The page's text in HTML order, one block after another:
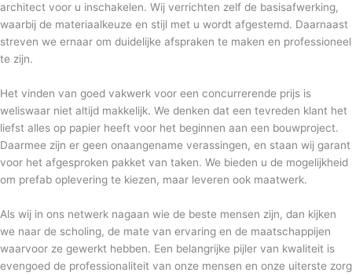
architect voor u inschakelen. Wij verrichten zelf de basisafwerking,
waarbij de materiaalkeuze en stijl met u wordt afgestemd. Daarnaast
streven we ernaar om duidelijke afspraken te maken en professioneel
te zijn.
Het vinden van goed vakwerk voor een concurrerende prijs is
weliswaar niet altijd makkelijk. We denken dat een tevreden klant het
liefst alles op papier heeft voor het beginnen aan een bouwproject.
Daarmee zijn er geen onaangename verassingen, en staan wij garant
voor het afgesproken pakket van taken. We bieden u de mogelijkheid
om prefab oplevering te kiezen, maar leveren ook maatwerk.
Als wij in ons netwerk nagaan wie de beste mensen zijn, dan kijken
we naar de scholing, de mate van ervaring en de maatschappijen
waarvoor ze gewerkt hebben. Een belangrijke pijler van kwaliteit is
evengoed de professionaliteit van onze mensen en onze uiterste zorg